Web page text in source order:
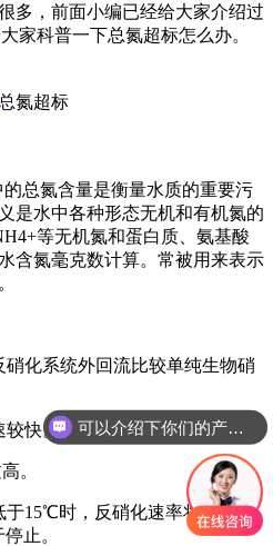
多，前面小编已经给大家介绍过
家科普一下总氮超标怎么办。
氮含量是衡量水质的重要污
是水中各种形态无机和有机氮的
等无机氮和蛋白质、氨基酸
含氮毫克数计算。常被用来表示
化系统外回流比较单纯生物硝
快。
。
15℃时，反硝化速率将明显降
止。
可以介绍下你们的产品么